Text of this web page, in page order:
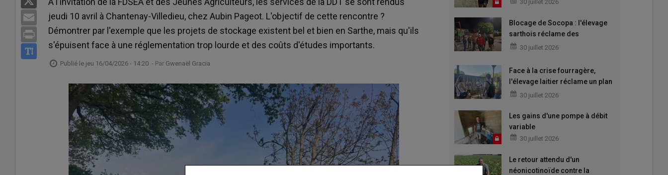
Email
Print
jeudi 10 avril à Chantenay-Villedieu, chez Aubin Pageot. L'objectif de cette rencontre ?
Démontrer par l'exemple que les projets de stockage existent bel et bien en Sarthe, mais qu'ils
s'épuisent face à une réglementation trop lourde et des coûts d'études importants.
Publié le jeu 16/04/2026 - 14:20 - Par Gwenaël Gracia
30 juillet 2026
Blocage de Socopa : l'élevage
sarthois réclame des
perspectives
30 juillet 2026
Face à la crise fourragère,
l'élevage laitier réclame un plan
d'urgence
30 juillet 2026
Les gains d'une pompe à débit
variable
30 juillet 2026
Le retour attendu d'un
néonicotinoïde contre la